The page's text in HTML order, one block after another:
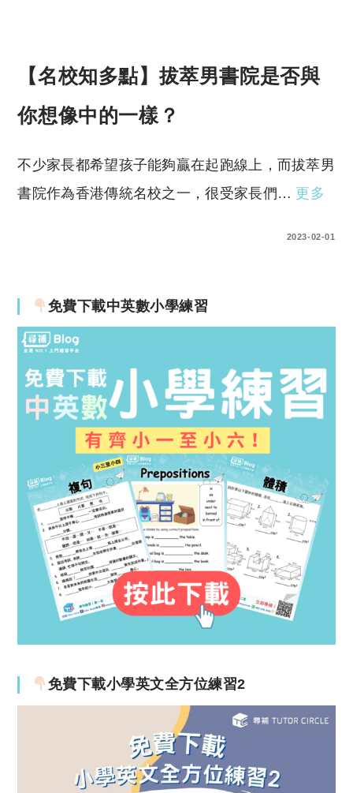
【名校知多點】拔萃男書院是否與
你想像中的一樣？
不少家長都希望孩子能夠贏在起跑線上，而拔萃男
書院作為香港傳統名校之一，很受家長們… 更多
2023-02-01
免費下載中英數小學練習
免費下載小學英文全方位練習2